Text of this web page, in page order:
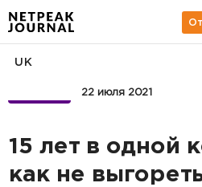
22 июля 2021
UK
15 лет в одной
как не